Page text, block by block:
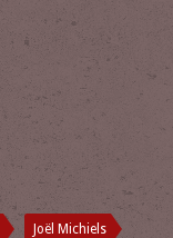
Joël Michiels